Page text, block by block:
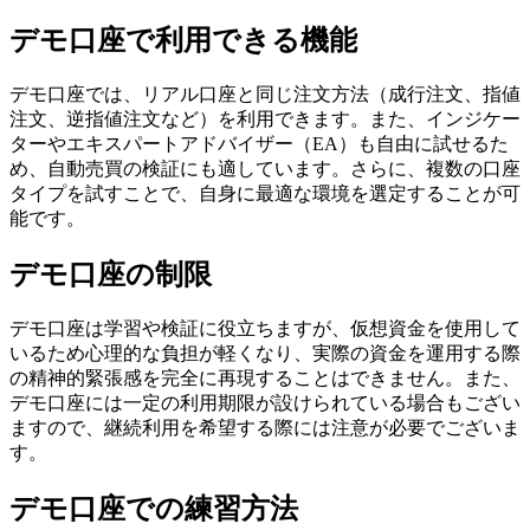
デモ口座で利用できる機能
デモ口座では、リアル口座と同じ注文方法（成行注文、指値
注文、逆指値注文など）を利用できます。また、インジケー
ターやエキスパートアドバイザー（EA）も自由に試せるた
め、自動売買の検証にも適しています。さらに、複数の口座
タイプを試すことで、自身に最適な環境を選定することが可
能です。
デモ口座の制限
デモ口座は学習や検証に役立ちますが、仮想資金を使用して
いるため心理的な負担が軽くなり、実際の資金を運用する際
の精神的緊張感を完全に再現することはできません。また、
デモ口座には一定の利用期限が設けられている場合もござい
ますので、継続利用を希望する際には注意が必要でございま
す。
デモ口座での練習方法